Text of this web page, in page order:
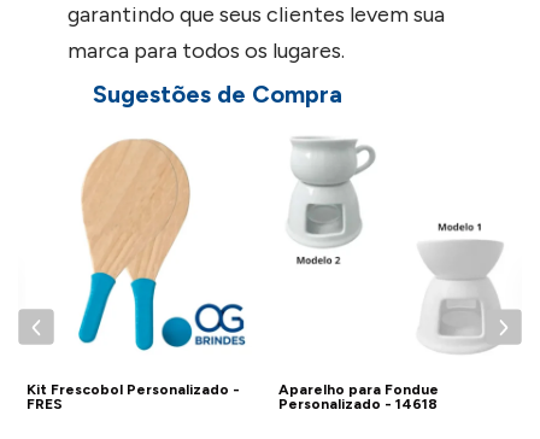
garantindo que seus clientes levem sua
marca para todos os lugares.
comerciais ou como um presente
especial, o Kit Frescobol Personalizado
com embalagem de malha plástica é a
escolha ideal para deixar uma impressão
duradoura. Invista em relacionamentos e
promova sua marca de forma única e
Sugestões de Compra
Kit Frescobol Personalizado -
FRES
Aparelho para Fondue
Personalizado - 14618